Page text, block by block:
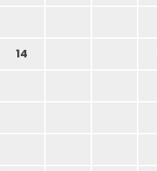
14